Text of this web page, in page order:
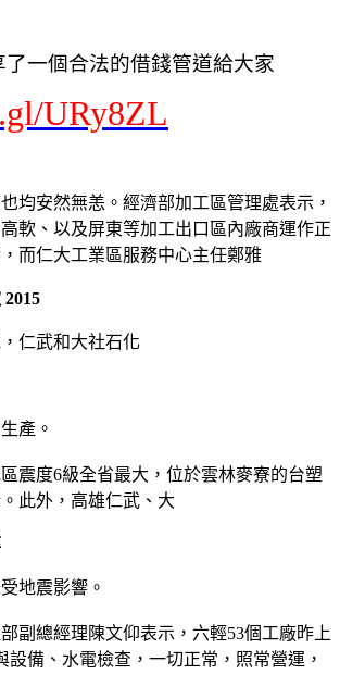
一個合法的借錢管道給大家
URy8ZL
均安然無恙。經濟部加工區管理處表示，
軟、以及屏東等加工出口區內廠商運作正
而仁大工業區服務中心主任鄭雅
仁武和大社石化
產。
震度6級全省最大，位於雲林麥寮的台塑
此外，高雄仁武、大
地震影響。
副總經理陳文仰表示，六輕53個工廠昨上
設備、水電檢查，一切正常，照常營運，